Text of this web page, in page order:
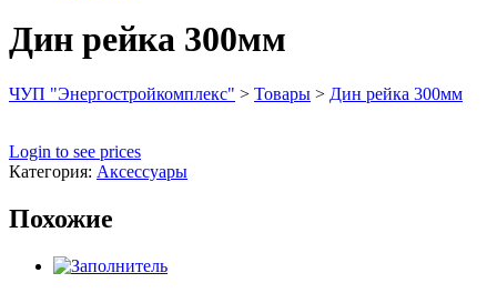
Дин рейка 300мм
ЧУП "Энергостройкомплекс" > Товары > Дин рейка 300мм
Login to see prices
Категория: Аксессуары
Похожие